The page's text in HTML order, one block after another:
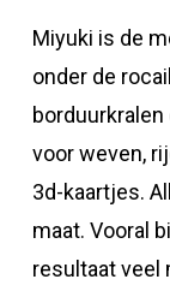
Miyuki is de
onder de
voor weven,
3d-kaartjes.
maat. Vooral
resultaat veel